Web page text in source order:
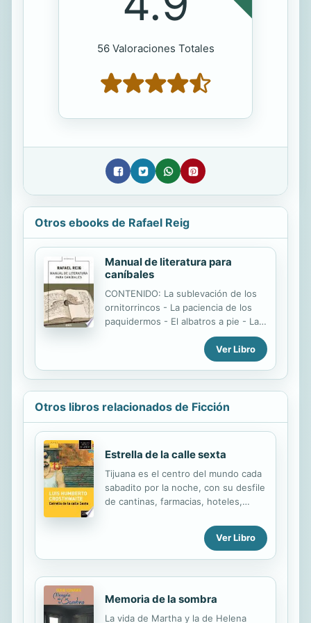
56 Valoraciones Totales
Otros ebooks de Rafael Reig
Manual de literatura para
caníbales
CONTENIDO: La sublevación de los
ornitorrincos - La paciencia de los
paquidermos - El albatros a pie - La
estrategia de las termitas - La
brevedad del alción - Cernícalos de
rapiña - El abrazo de las anacondas -
Las criaturas monstruosas.
Ver Libro
Otros libros relacionados de Ficción
Estrella de la calle sexta
Tijuana es el centro del mundo cada
sabadito por la noche, con su desfile
de cantinas, farmacias, hoteles,
dispuestos a lo largo de la línea. La
única manera de registrar semejante
intensidad son estos magistrales
entre México y Estados Unidos como
las vidas, amores y altas pasiones de
Ver Libro
Memoria de la sombra
La vida de Martha y la de Helena